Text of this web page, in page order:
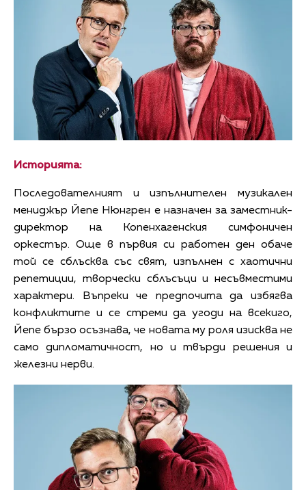
Историята:
Последователният и изпълнителен музикален
мениджър Йепе Нюнгрен е назначен за заместник-
директор на Копенхагенския симфоничен
оркестър. Още в първия си работен ден обаче
той се сблъсква със свят, изпълнен с хаотични
репетиции, творчески сблъсъци и несъвместими
характери. Въпреки че предпочита да избягва
конфликтите и се стреми да угоди на всекиго,
Йепе бързо осъзнава, че новата му роля изисква не
само дипломатичност, но и твърди решения и
железни нерви.